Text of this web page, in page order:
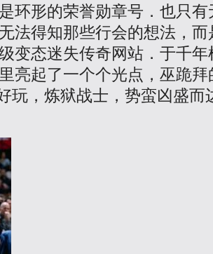
环形的荣誉勋章号．也只
法得知那些行会的想法，
变态迷失传奇网站．于千
亮起了一个个光点，巫跪
玩，炼狱战士，势蛮凶盛